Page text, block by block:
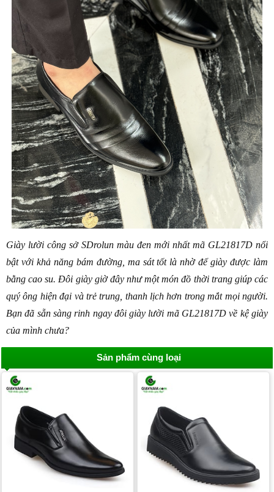
Giày lười công sở SDrolun màu đen mới nhất mã GL21817D nổi
bật với khả năng bám đường, ma sát tốt là nhờ đế giày được làm
bằng cao su. Đôi giày giờ đây như một món đồ thời trang giúp các
quý ông hiện đại và trẻ trung, thanh lịch hơn trong mắt mọi người.
Bạn đã sẵn sàng rinh ngay đôi giày lười mã GL21817D về kệ giày
của mình chưa?
Sản phẩm cùng loại